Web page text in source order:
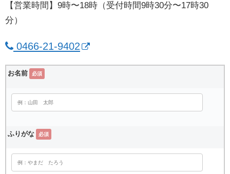
【営業時間】9時〜18時（受付時間9時30分〜17時30
分）
0466-21-9402
お名前 必須
ふりがな 必須